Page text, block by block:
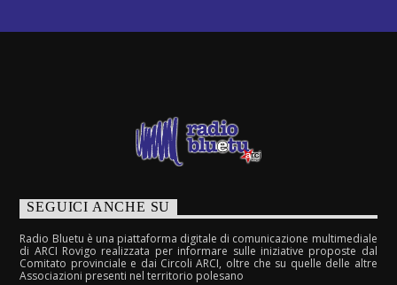
SEGUICI ANCHE SU
Radio Bluetu è una piattaforma digitale di comunicazione multimediale
di ARCI Rovigo realizzata per informare sulle iniziative proposte dal
Comitato provinciale e dai Circoli ARCI, oltre che su quelle delle altre
Associazioni presenti nel territorio polesano